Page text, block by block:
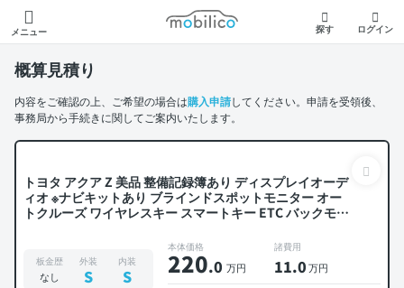
メニュー
モビリコ
探す ログイン
概算見積り
内容をご確認の上、ご希望の場合は購入申請してください。申請を受領後、
事務局から手続きに関してご案内いたします。
トヨタ アクア Z 美品 整備記録簿あり ディスプレイオーデ
ィオ ※ナビキットあり ブラインドスポットモニター オー
トクルーズ ワイヤレスキー スマートキー ETC バックモニ
板金歴
なし
外装
S
内装
S
本体価格
220.0 万円
諸費用
11.0万円